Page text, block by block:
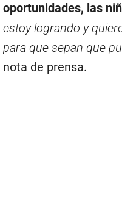
oportunidades, las
estoy logrando y
para que sepan que
nota de prensa.